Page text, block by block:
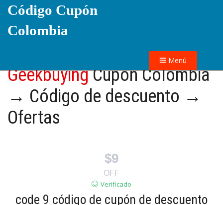
Código Cupón
Colombia
Menú
GeekbuyingCupón Colombia
→ Código de descuento →
Ofertas
$9
OFF
Verificado
code 9 código de cupón de descuento